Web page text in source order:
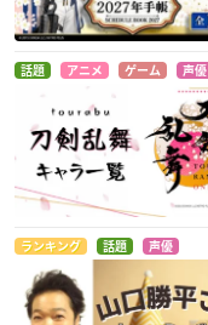
話題 アニメ ゲーム 声優
ランキング 話題 声優